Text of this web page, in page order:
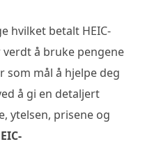
hvilket betalt HEIC-
å bruke pengene
som mål å hjelpe deg
å gi en detaljert
ytelsen, prisene og